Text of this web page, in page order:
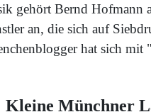
gehört Bernd Hofmann
an, die sich auf
hat sich mit
Kleine Münchner